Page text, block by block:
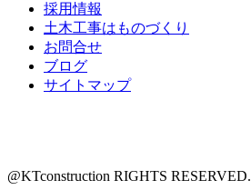
採用情報
土木工事はものづくり
お問合せ
ブログ
サイトマップ
@KTconstruction RIGHTS RESERVED.